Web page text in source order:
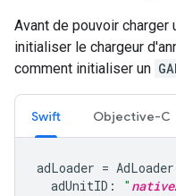
Avant de pouvoir charger
initialiser le chargeur
comment initialiser un
Swift Objective-C
adLoader = AdLoader
adUnitID : "